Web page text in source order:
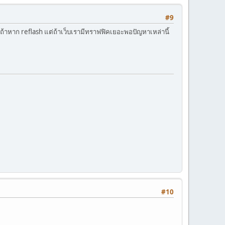
#9
หาก reflash แต่ถ้าเว็บเรามีทราฟฟิคเยอะพอปัญหาเหล่านี้
#10